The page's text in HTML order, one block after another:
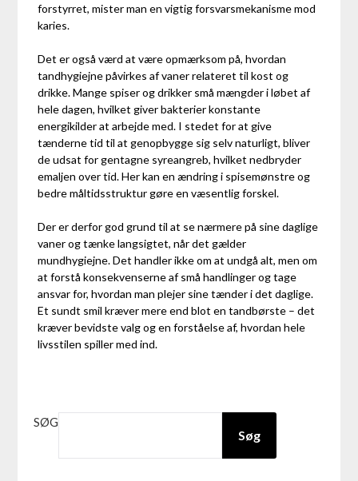
forstyrret, mister man en vigtig forsvarsmekanisme mod
karies.
Det er også værd at være opmærksom på, hvordan
tandhygiejne påvirkes af vaner relateret til kost og
drikke. Mange spiser og drikker små mængder i løbet af
hele dagen, hvilket giver bakterier konstante
energikilder at arbejde med. I stedet for at give
tænderne tid til at genopbygge sig selv naturligt, bliver
de udsat for gentagne syreangreb, hvilket nedbryder
emaljen over tid. Her kan en ændring i spisemønstre og
bedre måltidsstruktur gøre en væsentlig forskel.
Der er derfor god grund til at se nærmere på sine daglige
vaner og tænke langsigtet, når det gælder
mundhygiejne. Det handler ikke om at undgå alt, men om
at forstå konsekvenserne af små handlinger og tage
ansvar for, hvordan man plejer sine tænder i det daglige.
Et sundt smil kræver mere end blot en tandbørste – det
kræver bevidste valg og en forståelse af, hvordan hele
livsstilen spiller med ind.
SØG
Søg